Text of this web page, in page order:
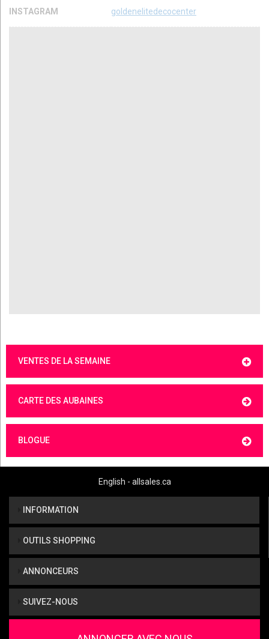
INSTAGRAM goldenelitedecocenter
VENTES DE LA SEMAINE
CARTE DES AUBAINES
BLOGUE
English - allsales.ca
INFORMATION
OUTILS SHOPPING
ANNONCEURS
SUIVEZ-NOUS